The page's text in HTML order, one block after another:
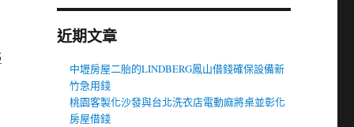
近期文章
中壢房屋二胎的LINDBERG鳳山借錢確保設備新
竹急用錢
桃園客製化沙發與台北洗衣店電動麻將桌並彰化
房屋借錢